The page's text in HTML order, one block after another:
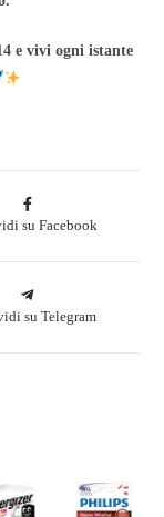
e vivi ogni istante
su Facebook
su Telegram